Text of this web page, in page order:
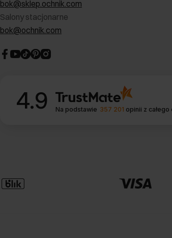
bok@sklep.ochnik.com
Salony stacjonarne
bok@ochnik.com
4.9 Na podstawie 357 201 opinii z